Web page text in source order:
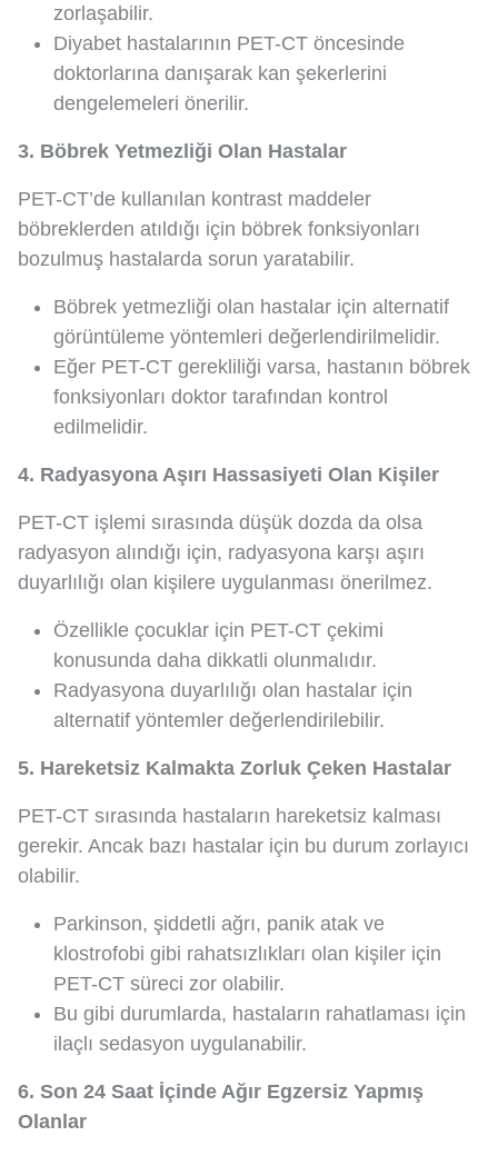
zorlaşabilir.
Diyabet hastalarının PET-CT öncesinde
doktorlarına danışarak kan şekerlerini
dengelemeleri önerilir.
3. Böbrek Yetmezliği Olan Hastalar
PET-CT’de kullanılan kontrast maddeler
böbreklerden atıldığı için böbrek fonksiyonları
bozulmuş hastalarda sorun yaratabilir.
Böbrek yetmezliği olan hastalar için alternatif
görüntüleme yöntemleri değerlendirilmelidir.
Eğer PET-CT gerekliliği varsa, hastanın böbrek
fonksiyonları doktor tarafından kontrol
edilmelidir.
4. Radyasyona Aşırı Hassasiyeti Olan Kişiler
PET-CT işlemi sırasında düşük dozda da olsa
radyasyon alındığı için, radyasyona karşı aşırı
duyarlılığı olan kişilere uygulanması önerilmez.
Özellikle çocuklar için PET-CT çekimi
konusunda daha dikkatli olunmalıdır.
Radyasyona duyarlılığı olan hastalar için
alternatif yöntemler değerlendirilebilir.
5. Hareketsiz Kalmakta Zorluk Çeken Hastalar
PET-CT sırasında hastaların hareketsiz kalması
gerekir. Ancak bazı hastalar için bu durum zorlayıcı
olabilir.
Parkinson, şiddetli ağrı, panik atak ve
klostrofobi gibi rahatsızlıkları olan kişiler için
PET-CT süreci zor olabilir.
Bu gibi durumlarda, hastaların rahatlaması için
ilaçlı sedasyon uygulanabilir.
6. Son 24 Saat İçinde Ağır Egzersiz Yapmış
Olanlar